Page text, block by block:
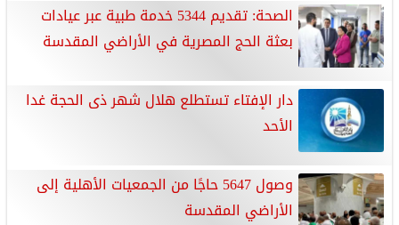
الصحة: تقديم 5344 خدمة طبية عبر عيادات
بعثة الحج المصرية في الأراضي المقدسة
دار الإفتاء تستطلع هلال شهر ذى الحجة غدا
الأحد
وصول 5647 حاجًا من الجمعيات الأهلية إلى
الأراضي المقدسة